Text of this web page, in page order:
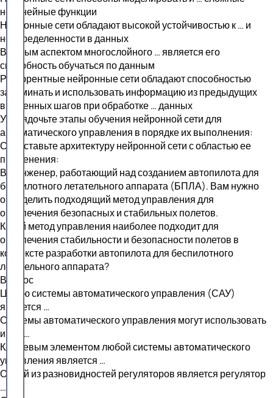
нелинейные функции
Нейронные сети обладают высокой устойчивостью к … и
неопределенности в данных
Важным аспектом многослойного … является его
способность обучаться по данным
Рекуррентные нейронные сети обладают способностью
запоминать и использовать информацию из предыдущих
временных шагов при обработке … данных
Упорядочьте этапы обучения нейронной сети для
автоматического управления в порядке их выполнения:
Сопоставьте архитектуру нейронной сети с областью ее
применения:
Вы инженер, работающий над созданием автопилота для
беспилотного летательного аппарата (БПЛА). Вам нужно
определить подходящий метод управления для
обеспечения безопасных и стабильных полетов.
Какой метод управления наиболее подходит для
обеспечения стабильности и безопасности полетов в
контексте разработки автопилота для беспилотного
летательного аппарата?
Вопрос
Целью системы автоматического управления (САУ)
является …
Системы автоматического управления могут использовать
игры …
Ключевым элементом любой системы автоматического
управления является …
Одной из разновидностей регуляторов является регулятор
…